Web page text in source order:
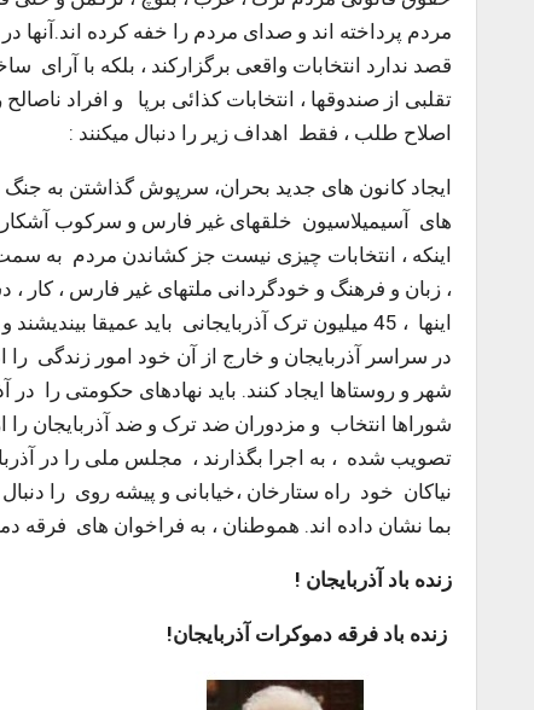
مردم پرداخته اند و صدای مردم را خفه کرده اند.آنها
تقلبی از صندوقها ، انتخابات کذائی برپا و افراد
اصلاح طلب ، فقط اهداف زیر را دنبال میکنند :
ایجاد کانون های جدید بحران، سرپوش گذاشتن به جنگ
های آسیمیلاسیون خلقهای غیر فارس و سرکوب
اینکه ، انتخابات چیزی نیست جز کشاندن مردم به
، زبان و فرهنگ و خودگردانی ملتهای غیر فارس ،
اینها ، 45 میلیون ترک آذربایجانی باید عمیقا
در سراسر آذربایجان و خارج از آن خود امور زندگی را
شهر و روستاها ایجاد کنند. باید نهادهای حکومتی را در
شوراها انتخاب و مزدوران ضد ترک و ضد آذربایجان را
تصویب شده ، به اجرا بگذارند ، مجلس ملی را در
نیاکان خود راه ستارخان ،خیابانی و پیشه روی را
بما نشان داده اند. هموطنان ، به فراخوان های فرقه
زنده باد آذربایجان !
زنده باد فرقه دموکرات آذربایجان!